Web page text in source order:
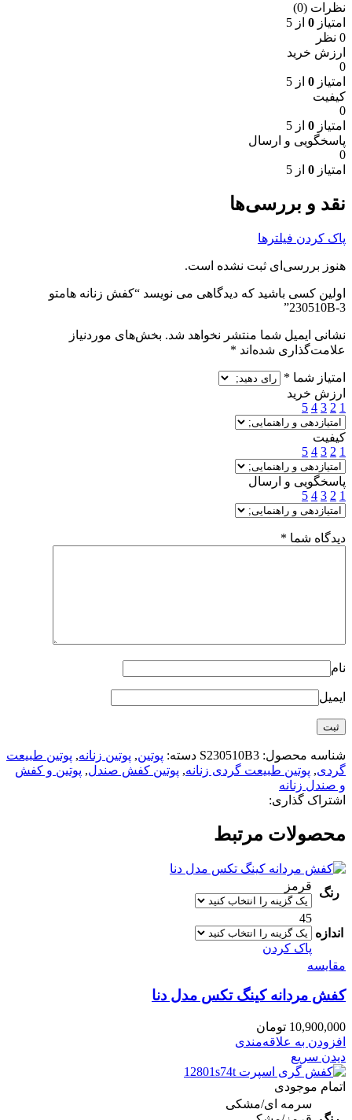
نظرات (0)
امتیاز 0 از 5
0 نظر
ارزش خرید
0
امتیاز 0 از 5
کیفیت
0
امتیاز 0 از 5
پاسخگویی و ارسال
0
امتیاز 0 از 5
نقد و بررسی‌ها
پاک کردن فیلترها
هنوز بررسی‌ای ثبت نشده است.
اولین کسی باشید که دیدگاهی می نویسد “کفش زنانه هامتو
230510B-3”
نشانی ایمیل شما منتشر نخواهد شد. بخش‌های موردنیاز
علامت‌گذاری شده‌اند *
امتیاز شما *
ارزش خرید
1
2
3
4
5
کیفیت
1
2
3
4
5
پاسخگویی و ارسال
1
2
3
4
5
دیدگاه شما *
نام
ایمیل
شناسه محصول: S230510B3 دسته: پوتین, پوتین زنانه, پوتین طبیعت
گردی, پوتین طبیعت گردی زنانه, پوتین کفش صندل, پوتین و کفش
و صندل زنانه
اشتراک گذاری:
محصولات مرتبط
رنگ
قرمز
اندازه
45
پاک کردن
مقایسه
کفش مردانه کینگ تکس مدل دنا
10,900,000 تومان
افزودن به علاقه‌مندی
دیدن سریع
اتمام موجودی
سرمه ای/مشکی